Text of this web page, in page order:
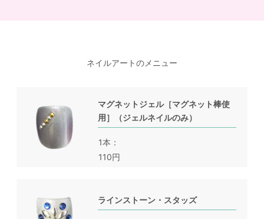
ネイルアートのメニュー
マグネットジェル［マグネット棒使
用］（ジェルネイルのみ）
1本
110円
ラインストーン・スタッズ